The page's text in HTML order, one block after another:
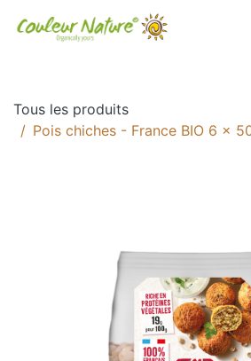
Tous les produits
Pois chiches - France BIO 6 x